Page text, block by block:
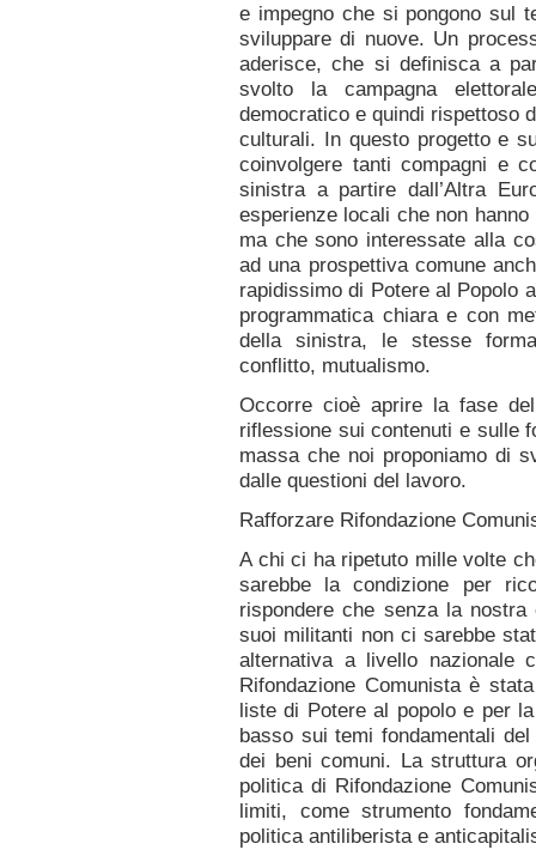
e impegno che si pongono sul
sviluppare di nuove. Un
aderisce, che si definisca a
svolto la campagna
democratico e quindi rispettoso
culturali. In questo progetto e
coinvolgere tanti compagni e
sinistra a partire dall’Altra
esperienze locali che non
ma che sono interessate alla
ad una prospettiva comune
rapidissimo di Potere al Popolo
programmatica chiara e con
della sinistra, le stesse
conflitto, mutualismo.
Occorre cioè aprire la fase
riflessione sui contenuti e sulle
massa che noi proponiamo di
dalle questioni del lavoro.
Rafforzare Rifondazione
A chi ci ha ripetuto mille volte
sarebbe la condizione per
rispondere che senza la
suoi militanti non ci sarebbe
alternativa a livello nazionale
Rifondazione Comunista è
liste di Potere al popolo e per
basso sui temi fondamentali
dei beni comuni. La struttura
politica di Rifondazione
limiti, come strumento
politica antiliberista e